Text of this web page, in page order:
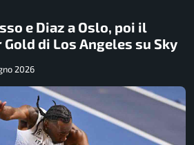
e Diaz a Oslo, poi il
di Los Angeles su Sky
2026